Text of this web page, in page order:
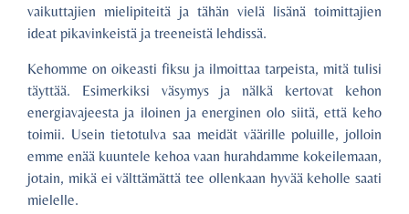
vaikuttajien mielipiteitä ja tähän vielä lisänä toimittajien
ideat pikavinkeistä ja treeneistä lehdissä.
Kehomme on oikeasti fiksu ja ilmoittaa tarpeista, mitä tulisi
täyttää. Esimerkiksi väsymys ja nälkä kertovat kehon
energiavajeesta ja iloinen ja energinen olo siitä, että keho
toimii. Usein tietotulva saa meidät väärille poluille, jolloin
emme enää kuuntele kehoa vaan hurahdamme kokeilemaan,
jotain, mikä ei välttämättä tee ollenkaan hyvää keholle saati
mielelle.